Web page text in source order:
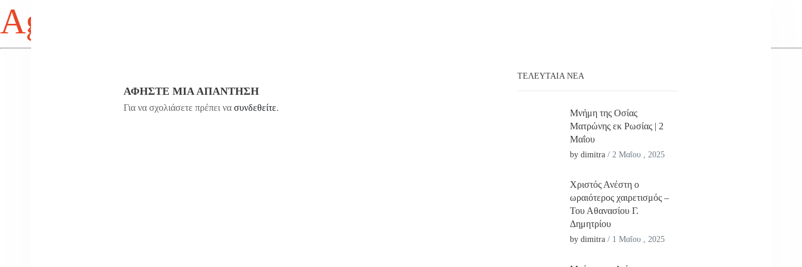
Agios Antonios
ΑΦΉΣΤΕ ΜΙΑ ΑΠΆΝΤΗΣΗ
Για να σχολιάσετε πρέπει να συνδεθείτε.
ΤΕΛΕΥΤΑΊΑ ΝΕΑ
Μνήμη της Οσίας
Ματρώνης εκ Ρωσίας | 2
Μαΐου
by dimitra / 2 Μαΐου , 2025
Χριστός Ανέστη ο
ωραιότερος χαιρετισμός –
Του Αθανασίου Γ.
Δημητρίου
by dimitra / 1 Μαΐου , 2025